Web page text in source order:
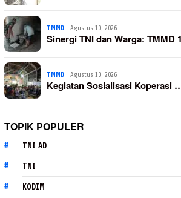
TMMD Agustus 10, 2026
Sinergi TNI dan Warga: TMMD
TMMD Agustus 10, 2026
Kegiatan Sosialisasi Koperasi
TOPIK POPULER
TNI AD
TNI
KODIM